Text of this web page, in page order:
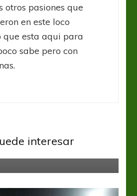
otros pasiones que
en este loco
que esta aqui para
sabe pero con
interesar
dieron la